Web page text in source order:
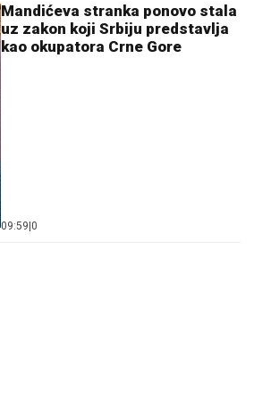
Mandićeva stranka ponovo stala
uz zakon koji Srbiju predstavlja
kao okupatora Crne Gore
09:59|0